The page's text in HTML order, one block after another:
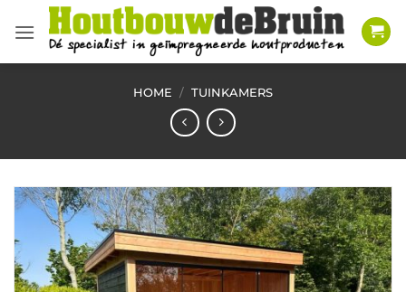
naar
HOME / TUINKAMERS